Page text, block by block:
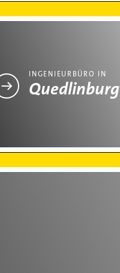
INGENIEURBÜRO IN
Quedlinburg